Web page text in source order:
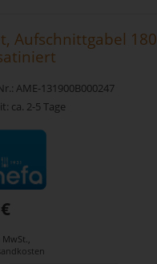
Aufschnittgabel 180
AME-131900B000247
ca. 2-5 Tage